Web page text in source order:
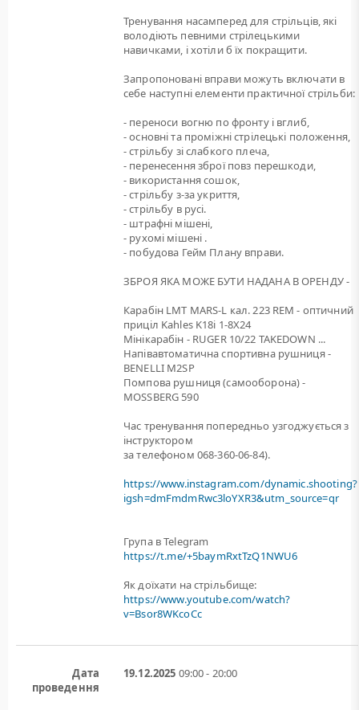
Тренування насамперед для стрільців, які
володіють певними стрілецькими
навичками, і хотіли б їх покращити.
Запропоновані вправи можуть включати в
себе наступні елементи практичної стрільби:
- переноси вогню по фронту і вглиб,
- основні та проміжні стрілецькі положення,
- стрільбу зі слабкого плеча,
- перенесення зброї повз перешкоди,
- використання сошок,
- стрільбу з-за укриття,
- стрільбу в русі.
- штрафні мішені,
- рухомі мішені .
- побудова Гейм Плану вправи.
ЗБРОЯ ЯКА МОЖЕ БУТИ НАДАНА В ОРЕНДУ -
Карабін LMT MARS-L кал. 223 REM - оптичний
приціл Kahles K18i 1-8X24
Мінікарабін - RUGER 10/22 TAKEDOWN ...
Напівавтоматична спортивна рушниця -
BENELLI M2SP
Помпова рушниця (самооборона) -
MOSSBERG 590
Час тренування попередньо узгоджується з
інструктором
за телефоном 068-360-06-84).
https://www.instagram.com/dynamic.shooting?
igsh=dmFmdmRwc3loYXR3&utm_source=qr
Група в Telegram
https://t.me/+5baymRxtTzQ1NWU6
Як доїхати на стрільбище:
https://www.youtube.com/watch?
v=Bsor8WKcoCc
Дата
проведення
19.12.2025 09:00 - 20:00